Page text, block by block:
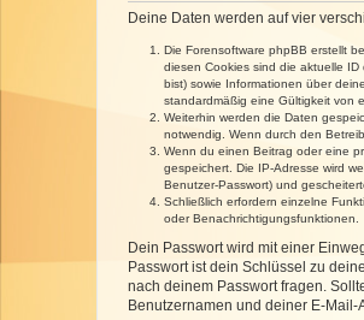
Deine Daten werden auf vier
Die Forensoftware phpBB erstellt
diesen Cookies sind die aktuelle
bist) sowie Informationen über
standardmäßig eine Gültigkeit von
Weiterhin werden die Daten
notwendig. Wenn durch den
Wenn du einen Beitrag oder eine
gespeichert. Die IP-Adresse wird
Benutzer-Passwort) und
Schließlich erfordern einzelne
oder Benachrichtigungsfunktionen.
Dein Passwort wird mit einer
Passwort ist dein Schlüssel zu
nach deinem Passwort fragen.
Benutzernamen und deiner E-